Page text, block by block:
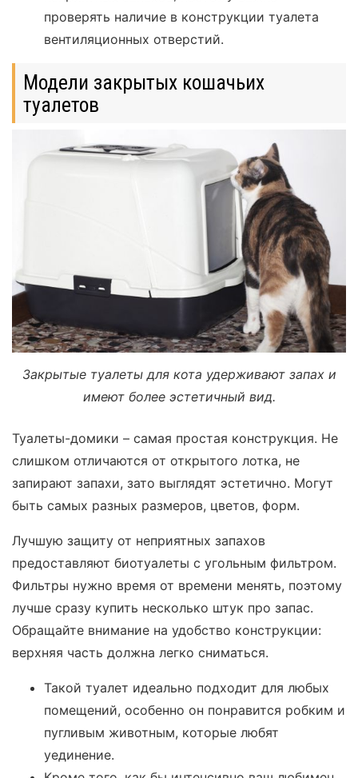
проверять наличие в конструкции туалета
вентиляционных отверстий.
Модели закрытых кошачьих
туалетов
Закрытые туалеты для кота удерживают запах и
имеют более эстетичный вид.
Туалеты-домики – самая простая конструкция. Не
слишком отличаются от открытого лотка, не
запирают запахи, зато выглядят эстетично. Могут
быть самых разных размеров, цветов, форм.
Лучшую защиту от неприятных запахов
предоставляют биотуалеты с угольным фильтром.
Фильтры нужно время от времени менять, поэтому
лучше сразу купить несколько штук про запас.
Обращайте внимание на удобство конструкции:
верхняя часть должна легко сниматься.
Такой туалет идеально подходит для любых
помещений, особенно он понравится робким и
пугливым животным, которые любят
уединение.